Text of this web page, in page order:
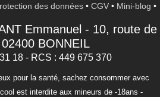
des données • CGV • Mini-blog •
Emmanuel - 10, route de
02400 BONNEIL
18 - RCS : 449 675 370
pour la santé, sachez consommer avec
est interdite aux mineurs de -18ans -